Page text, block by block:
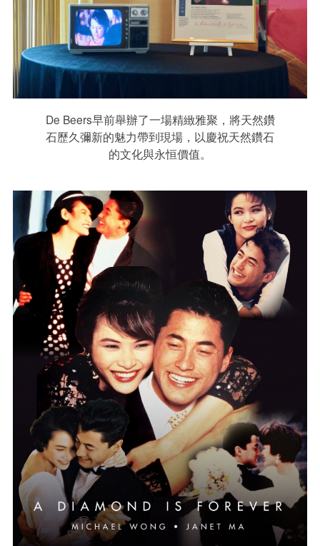
De Beers早前舉辦了一場精緻雅聚，將天然鑽
石歷久彌新的魅力帶到現場，以慶祝天然鑽石
的文化與永恒價值。